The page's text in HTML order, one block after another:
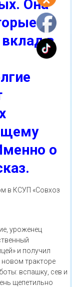
Она
в
о
в КСУП «Совхоз
уроженец
и получил
тракторе
вспашку, сев и
щепетильно